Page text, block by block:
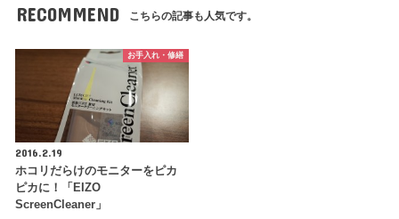
RECOMMEND こちらの記事も人気です。
お手入れ・修繕
2016.2.19
ホコリだらけのモニターをピカ
ピカに！「EIZO
ScreenCleaner」